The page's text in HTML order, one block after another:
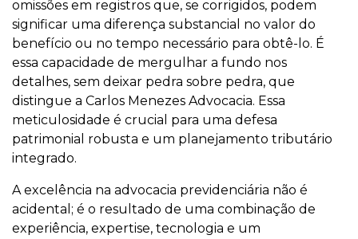
omissões em registros que, se corrigidos, podem
significar uma diferença substancial no valor do
benefício ou no tempo necessário para obtê-lo. É
essa capacidade de mergulhar a fundo nos
detalhes, sem deixar pedra sobre pedra, que
distingue a Carlos Menezes Advocacia. Essa
meticulosidade é crucial para uma defesa
patrimonial robusta e um planejamento tributário
integrado.
A excelência na advocacia previdenciária não é
acidental; é o resultado de uma combinação de
experiência, expertise, tecnologia e um